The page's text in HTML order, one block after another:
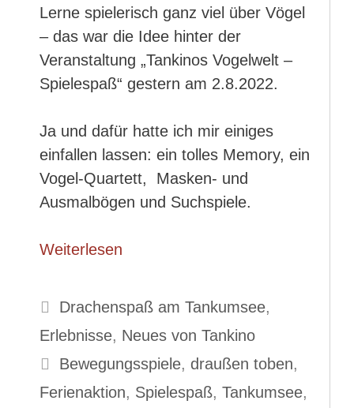
Lerne spielerisch ganz viel über Vögel
– das war die Idee hinter der
Veranstaltung „Tankinos Vogelwelt –
Spielespaß“ gestern am 2.8.2022.
Ja und dafür hatte ich mir einiges
einfallen lassen: ein tolles Memory, ein
Vogel-Quartett, Masken- und
Ausmalbögen und Suchspiele.
Weiterlesen
Kategorien
Drachenspaß am Tankumsee,
Erlebnisse, Neues von Tankino
Schlagwörter
Bewegungsspiele, draußen toben,
Ferienaktion, Spielespaß, Tankumsee,